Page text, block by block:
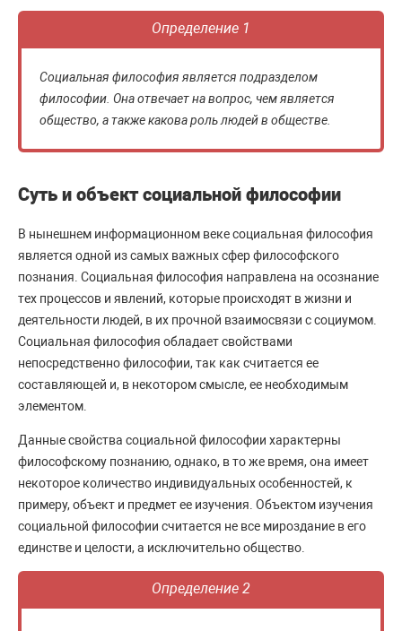
Определение 1
Социальная философия является подразделом
философии. Она отвечает на вопрос, чем является
общество, а также какова роль людей в обществе.
Суть и объект социальной философии
В нынешнем информационном веке социальная философия
является одной из самых важных сфер философского
познания. Социальная философия направлена на осознание
тех процессов и явлений, которые происходят в жизни и
деятельности людей, в их прочной взаимосвязи с социумом.
Социальная философия обладает свойствами
непосредственно философии, так как считается ее
составляющей и, в некотором смысле, ее необходимым
элементом.
Данные свойства социальной философии характерны
философскому познанию, однако, в то же время, она имеет
некоторое количество индивидуальных особенностей, к
примеру, объект и предмет ее изучения. Объектом изучения
социальной философии считается не все мироздание в его
единстве и целости, а исключительно общество.
Определение 2